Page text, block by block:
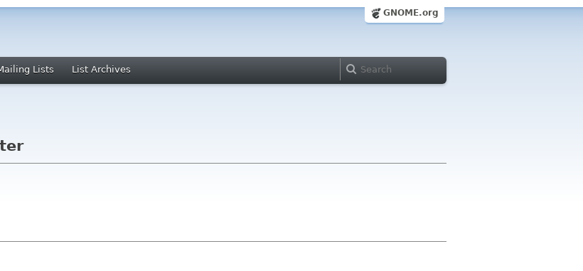
GNOME.org
Lists List Archives